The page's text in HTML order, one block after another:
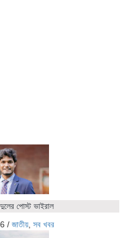
পোস্ট ভাইরাল
/ জাতীয়, সব খবর